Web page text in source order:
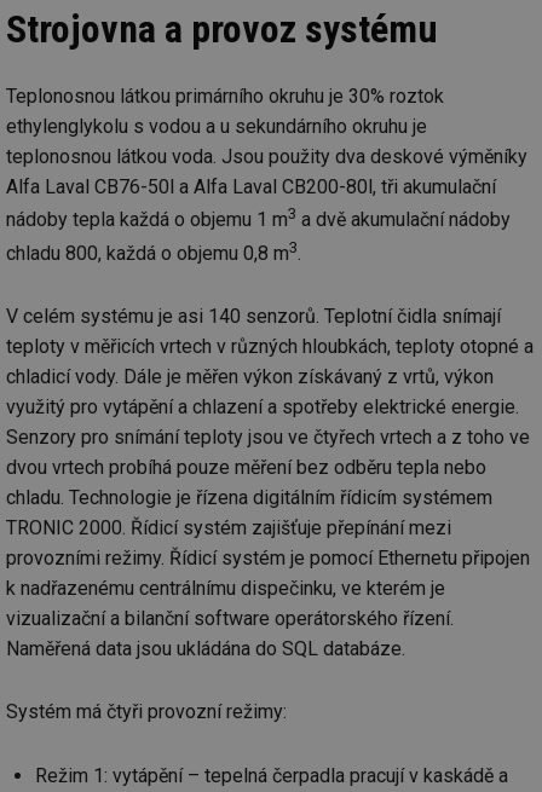
Strojovna a provoz systému
Teplonosnou látkou primárního okruhu je 30% roztok
ethylenglykolu s vodou a u sekundárního okruhu je
teplonosnou látkou voda. Jsou použity dva deskové výměníky
Alfa Laval CB76-50l a Alfa Laval CB200-80l, tři akumulační
nádoby tepla každá o objemu 1 m3 a dvě akumulační nádoby
chladu 800, každá o objemu 0,8 m3.
V celém systému je asi 140 senzorů. Teplotní čidla snímají
teploty v měřicích vrtech v různých hloubkách, teploty otopné a
chladicí vody. Dále je měřen výkon získávaný z vrtů, výkon
využitý pro vytápění a chlazení a spotřeby elektrické energie.
Senzory pro snímání teploty jsou ve čtyřech vrtech a z toho ve
dvou vrtech probíhá pouze měření bez odběru tepla nebo
chladu. Technologie je řízena digitálním řídicím systémem
TRONIC 2000. Řídicí systém zajišťuje přepínání mezi
provozními režimy. Řídicí systém je pomocí Ethernetu připojen
k nadřazenému centrálnímu dispečinku, ve kterém je
vizualizační a bilanční software operátorského řízení.
Naměřená data jsou ukládána do SQL databáze.
Systém má čtyři provozní režimy:
Režim 1: vytápění – tepelná čerpadla pracují v kaskádě a